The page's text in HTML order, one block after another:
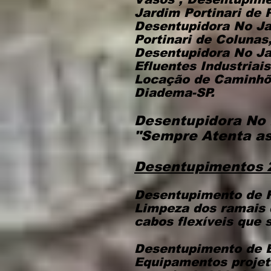
Jardim Portinari de
Desentupidora No
Portinari de
Desentupidora No
Efluentes
Locação de
Diadema-SP.
Desentupidora
"Sempre Atenta
Desentupimentos
Desentupimento de
Limpeza dos
cabos flexíveis que
Desentupimento de
Equipamentos